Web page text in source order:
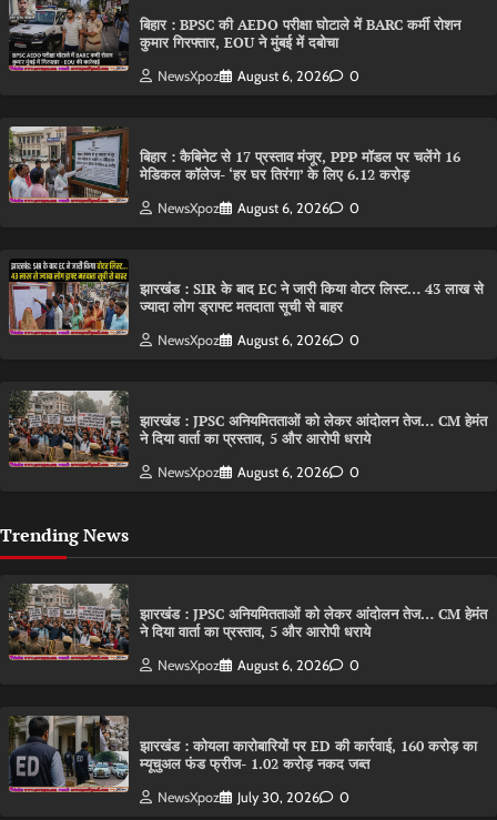
बिहार : BPSC की AEDO परीक्षा घोटाले में BARC कर्मी रोशन
कुमार गिरफ्तार, EOU ने मुंबई में दबोचा
NewsXpoz August 6, 2026 0
बिहार : कैबिनेट से 17 प्रस्ताव मंजूर, PPP मॉडल पर चलेंगे 16
मेडिकल कॉलेज- ‘हर घर तिरंगा’ के लिए 6.12 करोड़
NewsXpoz August 6, 2026 0
झारखंड : SIR के बाद EC ने जारी किया वोटर लिस्ट… 43 लाख से
ज्यादा लोग ड्राफ्ट मतदाता सूची से बाहर
NewsXpoz August 6, 2026 0
झारखंड : JPSC अनियमितताओं को लेकर आंदोलन तेज… CM हेमंत
ने दिया वार्ता का प्रस्ताव, 5 और आरोपी धराये
NewsXpoz August 6, 2026 0
Trending News
झारखंड : JPSC अनियमितताओं को लेकर आंदोलन तेज… CM हेमंत
ने दिया वार्ता का प्रस्ताव, 5 और आरोपी धराये
NewsXpoz August 6, 2026 0
झारखंड : कोयला कारोबारियों पर ED की कार्रवाई, 160 करोड़ का
म्यूचुअल फंड फ्रीज- 1.02 करोड़ नकद जब्त
NewsXpoz July 30, 2026 0